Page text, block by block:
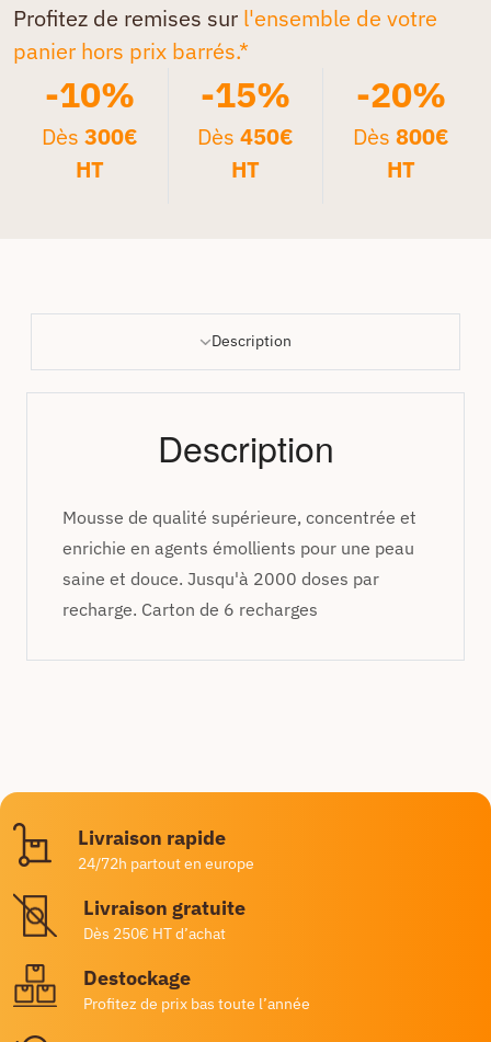
Profitez de remises sur l'ensemble de votre
panier hors prix barrés.*
-10%
Dès300€
HT
-15%
Dès 450€
HT
-20%
Dès 800€
HT
Description
Description
Mousse de qualité supérieure, concentrée et
enrichie en agents émollients pour une peau
saine et douce. Jusqu'à 2000 doses par
recharge. Carton de 6 recharges
Livraison rapide
24/72h partout en europe
Livraison gratuite
Dès 250€ HT d’achat
Destockage
Profitez de prix bas toute l’année